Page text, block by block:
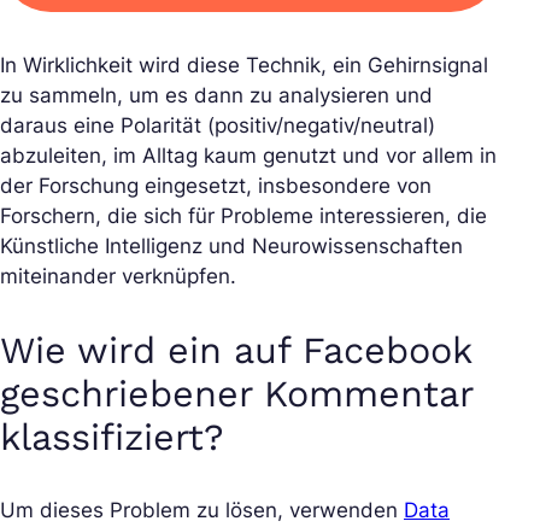
In Wirklichkeit wird diese Technik, ein Gehirnsignal
zu sammeln, um es dann zu analysieren und
daraus eine Polarität (positiv/negativ/neutral)
abzuleiten, im Alltag kaum genutzt und vor allem in
der Forschung eingesetzt, insbesondere von
Forschern, die sich für Probleme interessieren, die
Künstliche Intelligenz und Neurowissenschaften
miteinander verknüpfen.
Wie wird ein auf Facebook
geschriebener Kommentar
klassifiziert?
Um dieses Problem zu lösen, verwenden Data